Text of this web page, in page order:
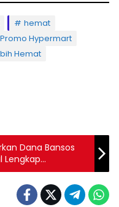
hemat
Promo Hypermart
Hemat
Dana Bansos
Lengkap